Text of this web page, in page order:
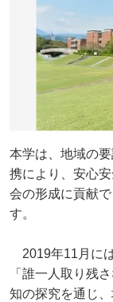
本学は、地域の
携により、安心
会の形成に貢献
す。
2019年11月に
「誰一人取り残
知の探究を通じ